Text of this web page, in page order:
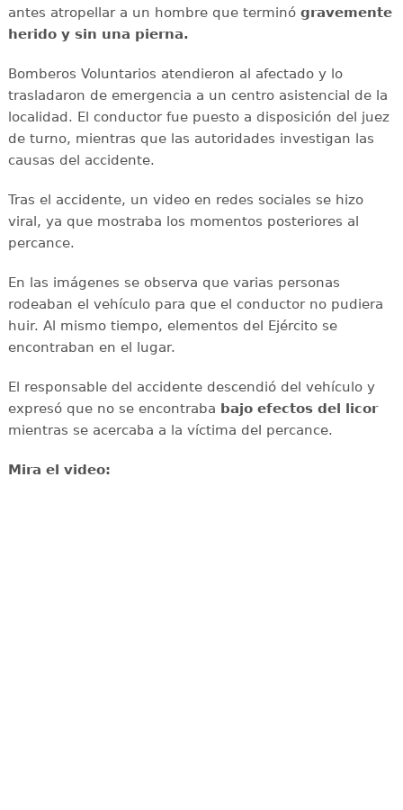
antes atropellar a un hombre que terminó gravemente
herido y sin una pierna.
Bomberos Voluntarios atendieron al afectado y lo
trasladaron de emergencia a un centro asistencial de la
localidad. El conductor fue puesto a disposición del juez
de turno, mientras que las autoridades investigan las
causas del accidente.
Tras el accidente, un video en redes sociales se hizo
viral, ya que mostraba los momentos posteriores al
percance.
En las imágenes se observa que varias personas
rodeaban el vehículo para que el conductor no pudiera
huir. Al mismo tiempo, elementos del Ejército se
encontraban en el lugar.
El responsable del accidente descendió del vehículo y
expresó que no se encontraba bajo efectos del licor
mientras se acercaba a la víctima del percance.
Mira el video: